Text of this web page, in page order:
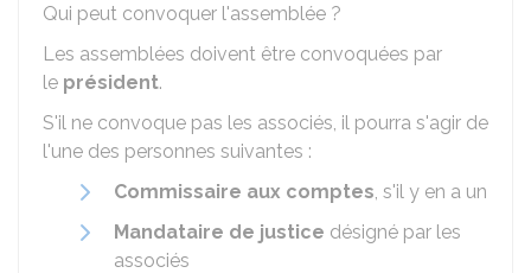
Qui peut convoquer l'assemblée ?
Les assemblées doivent être convoquées par
le président.
S'il ne convoque pas les associés, il pourra s'agir de
l'une des personnes suivantes :
Commissaire aux comptes, s'il y en a un
Mandataire de justice désigné par les
associés